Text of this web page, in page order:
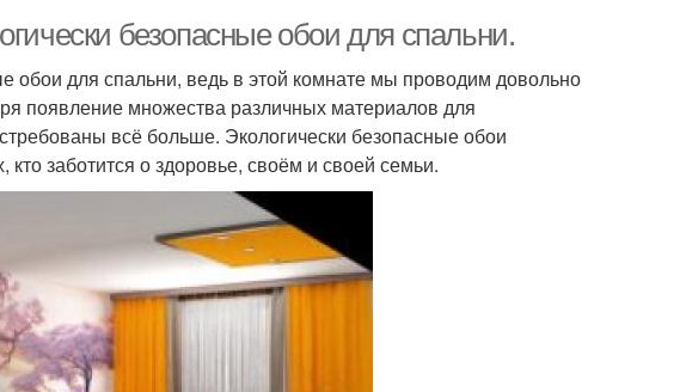
безопасные обои для спальни.
обои для спальни, ведь в этой комнате мы проводим довольно
появление множества различных материалов для
всё больше. Экологически безопасные обои
заботится о здоровье, своём и своей семьи.